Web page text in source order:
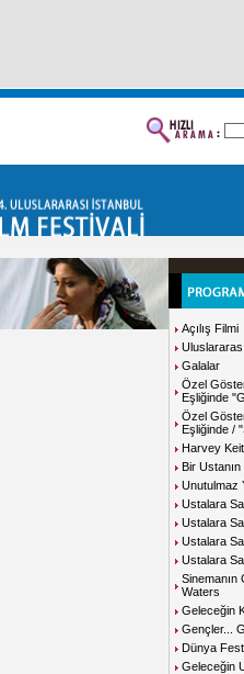
Açılış Filmi
Galalar
Özel
Eşliğinde
Özel
Eşliğinde /
Harvey
Bir
Unutulmaz
Ustalara
Ustalara
Ustalara
Ustalara
Sinemanın
Waters
Geleceğin
Gençler...
Dünya
Geleceğin